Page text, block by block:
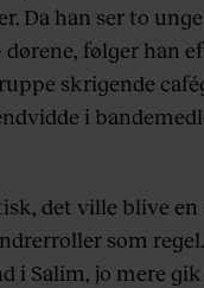
Da han ser to
dørene, følger han
skrigende
i
det ville blive
som
i Salim, jo mere